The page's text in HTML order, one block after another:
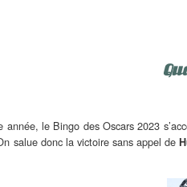
année, le Bingo des Oscars 2023
salue donc la victoire sans appel de